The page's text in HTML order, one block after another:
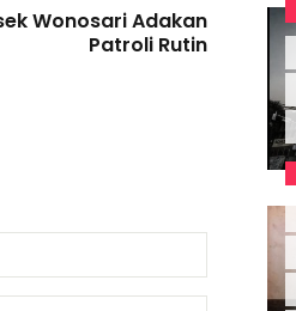
Wonosari Adakan
Patroli Rutin